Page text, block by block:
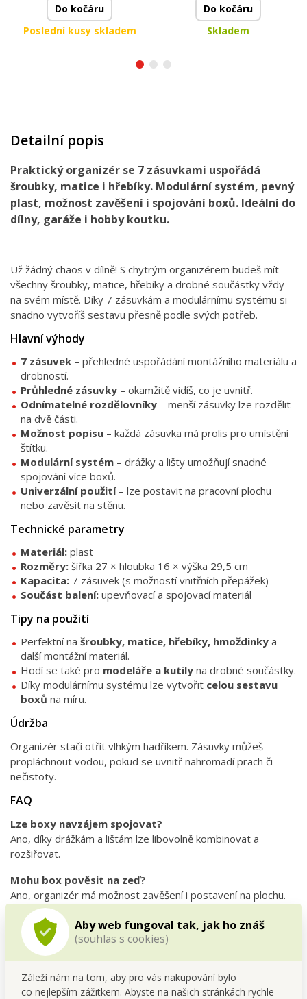
Aby web fungoval tak, jak ho znáš
(souhlas s cookies)
Záleží nám na tom, aby pro vás nakupování bylo
co nejlepším zážitkem. Abyste na našich stránkách rychle
Do kočáru
Poslední kusy skladem
Do kočáru
Skladem
Detailní popis
Praktický organizér se 7 zásuvkami uspořádá
šroubky, matice i hřebíky. Modulární systém, pevný
plast, možnost zavěšení i spojování boxů. Ideální do
dílny, garáže i hobby koutku.
Už žádný chaos v dílně! S chytrým organizérem budeš mít
všechny šroubky, matice, hřebíky a drobné součástky vždy
na svém místě. Díky 7 zásuvkám a modulárnímu systému si
snadno vytvoříš sestavu přesně podle svých potřeb.
Hlavní výhody
7 zásuvek – přehledné uspořádání montážního materiálu a
drobností.
Průhledné zásuvky – okamžitě vidíš, co je uvnitř.
Odnímatelné rozdělovníky – menší zásuvky lze rozdělit
na dvě části.
Možnost popisu – každá zásuvka má prolis pro umístění
štítku.
Modulární systém – drážky a lišty umožňují snadné
spojování více boxů.
Univerzální použití– lze postavit na pracovní plochu
nebo zavěsit na stěnu.
Technické parametry
Materiál: plast
Rozměry: šířka 27 × hloubka 16 × výška 29,5 cm
Kapacita: 7 zásuvek (s možností vnitřních přepážek)
Součást balení: upevňovací a spojovací materiál
Tipy na použití
Perfektní na šroubky, matice, hřebíky, hmoždinky a
další montážní materiál.
Hodí se také pro modeláře a kutily na drobné součástky.
Díky modulárnímu systému lze vytvořit celou sestavu
boxů na míru.
Údržba
Organizér stačí otřít vlhkým hadříkem. Zásuvky můžeš
propláchnout vodou, pokud se uvnitř nahromadí prach či
nečistoty.
FAQ
Lze boxy navzájem spojovat?
Ano, díky drážkám a lištám lze libovolně kombinovat a
rozšiřovat.
Mohu box pověsit na zeď?
Ano, organizér má možnost zavěšení i postavení na plochu.
Jsou zásuvky pevné a nevypadávají?
Ano, konstrukce je stabilní a zásuvky drží bezpečně, ale
snadno se vysouvají při používání.